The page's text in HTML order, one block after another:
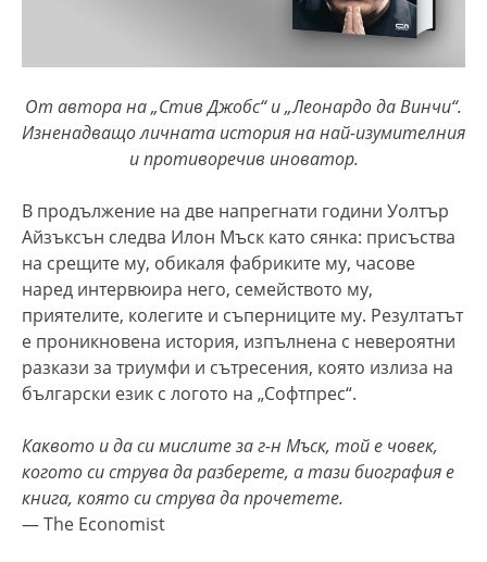
От автора на „Стив Джобс“ и „Леонардо да Винчи“.
Изненадващо личната история на най-изумителния
и противоречив иноватор.
В продължение на две напрегнати години Уолтър
Айзъксън следва Илон Мъск като сянка: присъства
на срещите му, обикаля фабриките му, часове
наред интервюира него, семейството му,
приятелите, колегите и съперниците му. Резултатът
е проникновена история, изпълнена с невероятни
разкази за триумфи и сътресения, която излиза на
български език с логото на „Софтпрес“.
Каквото и да си мислите за г-н Мъск, той е човек,
когото си струва да разберете, а тази биография е
книга, която си струва да прочетете.
— The Economist